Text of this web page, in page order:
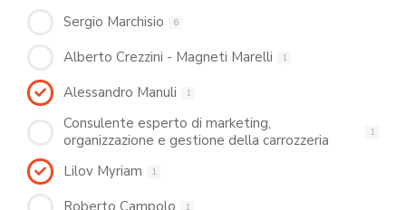
Sergio Marchisio 6
Alberto Crezzini - Magneti Marelli 1
Alessandro Manuli 1
Consulente esperto di marketing,
organizzazione e gestione della carrozzeria
1
Lilov Myriam 1
1